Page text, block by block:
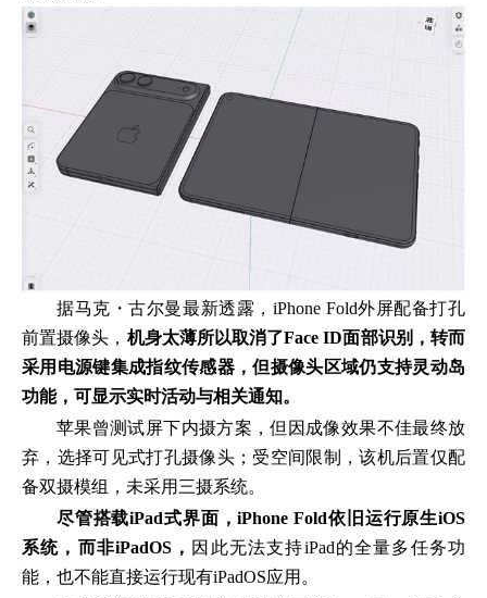
据马克・古尔曼最新透露，iPhone Fold外屏配备打孔
前置摄像头， 机身太薄所以取消了Face ID面部识别，转而
采用电源键集成指纹传感器，但摄像头区域仍支持灵动岛
功能，可显示实时活动与相关通知。
苹果曾测试屏下内摄方案，但因成像效果不佳最终放
弃，选择可见式打孔摄像头；受空间限制，该机后置仅配
备双摄模组，未采用三摄系统。
尽管搭载iPad式界面，iPhone Fold依旧运行原生iOS
系统，而非iPadOS， 因此无法支持iPad的全量多任务功
能，也不能直接运行现有iPadOS应用。